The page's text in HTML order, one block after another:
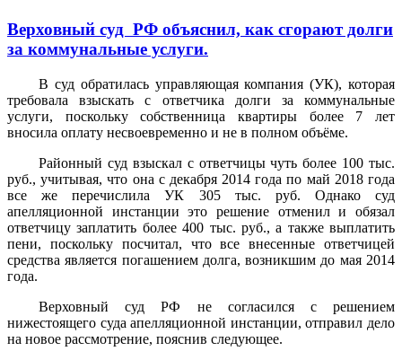
Верховный суд РФ объяснил, как сгорают долги
за коммунальные услуги.
В суд обратилась управляющая компания (УК), которая
требовала взыскать с ответчика долги за коммунальные
услуги, поскольку собственница квартиры более 7 лет
вносила оплату несвоевременно и не в полном объёме.
Районный суд взыскал с ответчицы чуть более 100 тыс.
руб., учитывая, что она с декабря 2014 года по май 2018 года
все же перечислила УК 305 тыс. руб. Однако суд
апелляционной инстанции это решение отменил и обязал
ответчицу заплатить более 400 тыс. руб., а также выплатить
пени, поскольку посчитал, что все внесенные ответчицей
средства является погашением долга, возникшим до мая 2014
года.
Верховный суд РФ не согласился с решением
нижестоящего суда апелляционной инстанции, отправил дело
на новое рассмотрение, пояснив следующее.